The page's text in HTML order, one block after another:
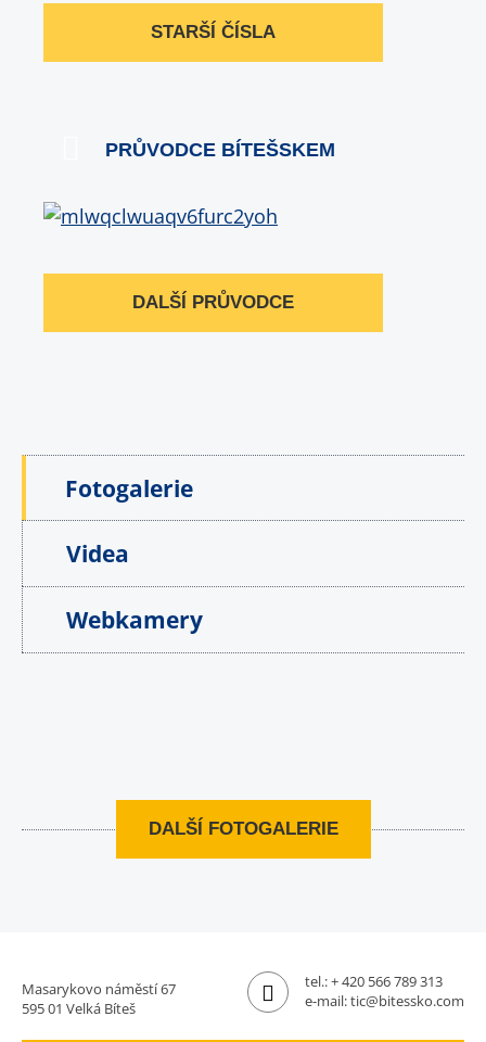
STARŠÍ ČÍSLA
PRŮVODCE BÍTEŠSKEM
DALŠÍ PRŮVODCE
Fotogalerie
Videa
Webkamery
DALŠÍ FOTOGALERIE
Masarykovo náměstí 67
595 01 Velká Bíteš
tel.:+ 420 566 789 313
e-mail:tic@bitessko.com